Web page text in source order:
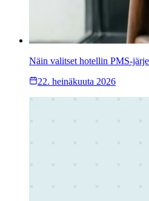
Näin valitset hotellin PMS-
22. heinäkuuta 2026